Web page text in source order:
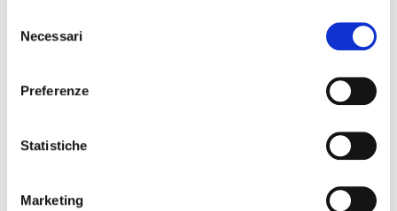
delNecessari
Preferenze
Statistiche
Marketing
Tommaso Santi
Tommaso Vianello